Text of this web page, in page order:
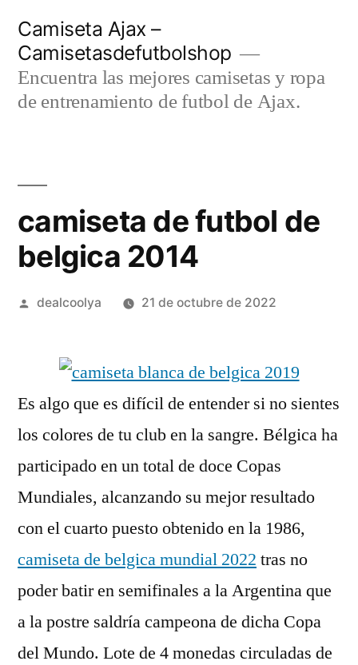
contenido
Camiseta Ajax –
Camisetasdefutbolshop
Encuentra las mejores camisetas y ropa
de entrenamiento de futbol de Ajax.
camiseta de futbol de
belgica 2014
Publicado
dealcoolya 21 de octubre de 2022
Es algo que es difícil de entender si no sientes
los colores de tu club en la sangre. Bélgica ha
participado en un total de doce Copas
Mundiales, alcanzando su mejor resultado
con el cuarto puesto obtenido en la 1986,
camiseta de belgica mundial 2022 tras no
poder batir en semifinales a la Argentina que
a la postre saldría campeona de dicha Copa
del Mundo. Lote de 4 monedas circuladas de